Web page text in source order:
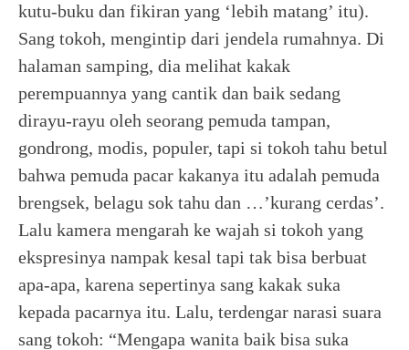
kutu-buku dan fikiran yang ‘lebih matang’ itu).
Sang tokoh, mengintip dari jendela rumahnya. Di
halaman samping, dia melihat kakak
perempuannya yang cantik dan baik sedang
dirayu-rayu oleh seorang pemuda tampan,
gondrong, modis, populer, tapi si tokoh tahu betul
bahwa pemuda pacar kakanya itu adalah pemuda
brengsek, belagu sok tahu dan …’kurang cerdas’.
Lalu kamera mengarah ke wajah si tokoh yang
ekspresinya nampak kesal tapi tak bisa berbuat
apa-apa, karena sepertinya sang kakak suka
kepada pacarnya itu. Lalu, terdengar narasi suara
sang tokoh: “Mengapa wanita baik bisa suka